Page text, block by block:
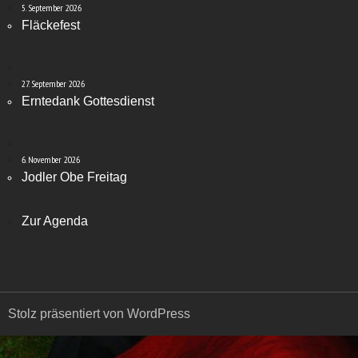
5. September 2026
Fläckefest
27. September 2026
Erntedank Gottesdienst
6. November 2026
Jodler Obe Freitag
Zur Agenda
Stolz präsentiert von WordPress